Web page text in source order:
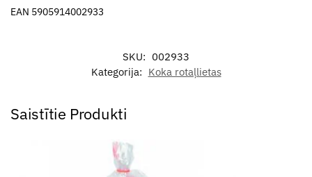
EAN 5905914002933
SKU: 002933
Kategorija: Koka rotaļlietas
Saistītie Produkti